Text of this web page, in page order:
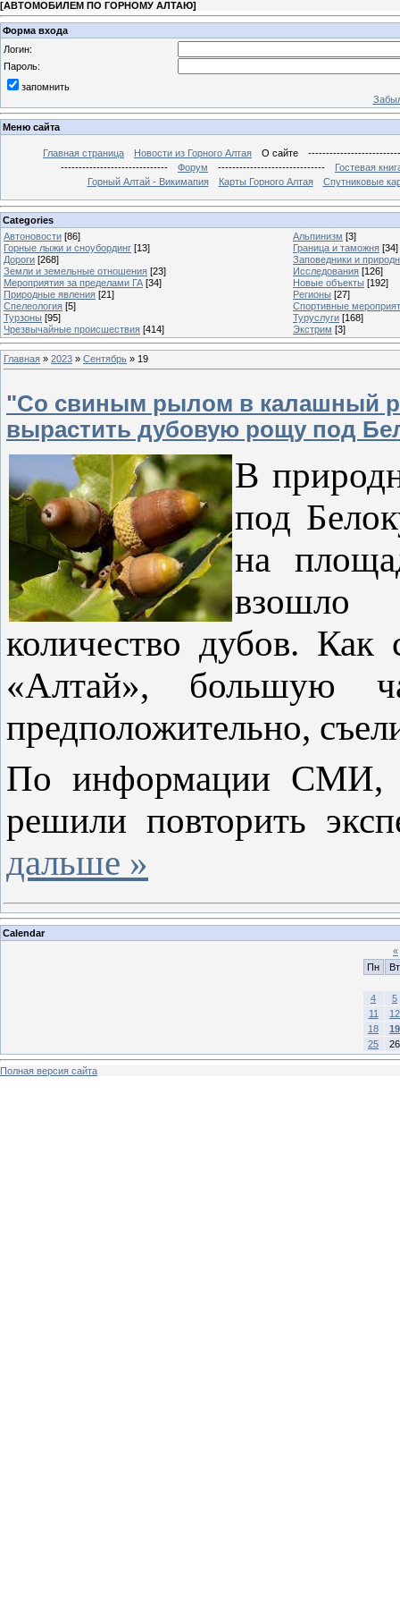
[АВТОМОБИЛЕМ ПО ГОРНОМУ АЛТАЮ]
Форма входа
Логин:
Пароль:
запомнить
Меню сайта
Главная страница Новости из Горного Алтая О сайте
------------------------------
Форум ------------------------------
Гостевая
Горный Алтай - Викимапия
Карты Горного Алтая Спутниковые
Categories
Автоновости [86] Альпинизм [3]
Горные лыжи и сноубординг [13] Граница и таможня [34]
Дороги [268]
Заповедники и
Земли и земельные отношения [23] Исследования [126]
Мероприятия за пределами ГА [34] Новые объекты [192]
Природные явления [21] Регионы [27]
Спелеология [5]
Спортивные
Турзоны [95] Туруслуги [168]
Чрезвычайные происшествия [414] Экстрим [3]
Главная » 2023 » Сентябрь » 19
"Со свиным рылом в калашный
вырастить дубовую рощу под
В
под
на
взошло
количество дубов.
«Алтай», большую
предположительно,
По информации СМИ,
решили повторить
дальше »
Calendar
«
Пн
Вт
4
5
11
12
18
19
25
26
Полная версия сайта